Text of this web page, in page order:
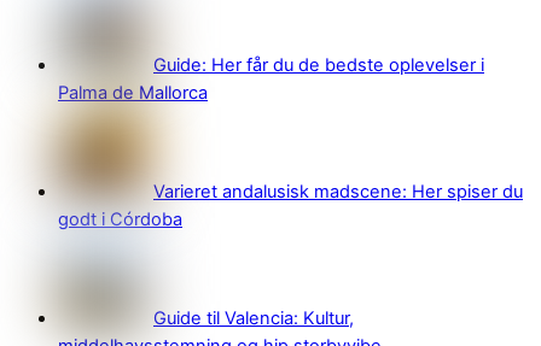
Guide: Her får du de bedste oplevelser i
Palma de Mallorca
Varieret andalusisk madscene: Her spiser du
godt i Córdoba
Guide til Valencia: Kultur,